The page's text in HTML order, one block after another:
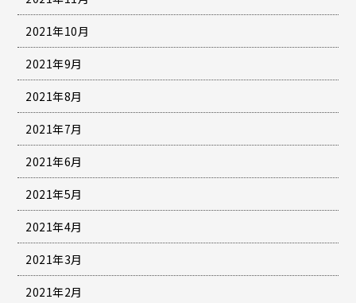
2021年10月
2021年9月
2021年8月
2021年7月
2021年6月
2021年5月
2021年4月
2021年3月
2021年2月